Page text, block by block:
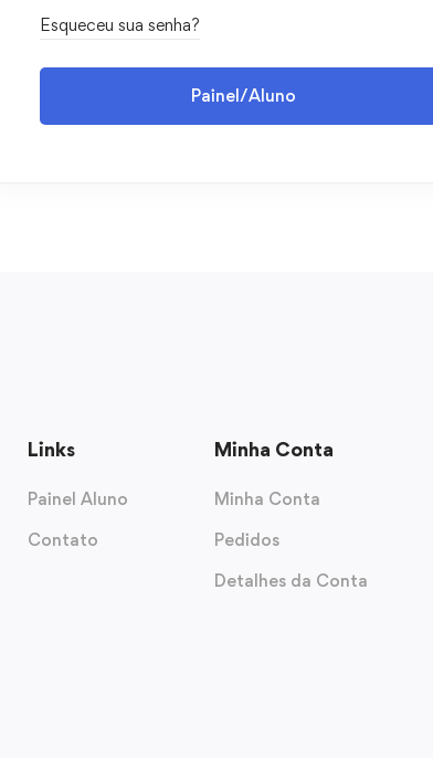
Esqueceu sua senha?
Painel/Aluno
Links
Painel Aluno
Contato
Minha Conta
Minha Conta
Pedidos
Detalhes da Conta